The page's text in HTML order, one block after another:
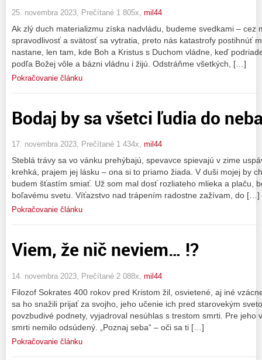
25. novembra 2023, Prečítané 1 805x, mil44
Ak zlý duch materializmu získa nadvládu, budeme svedkami – cez
spravodlivosť a svätosť sa vytratia, preto nás katastrofy postihnúť
nastane, len tam, kde Boh a Kristus s Duchom vládne, keď
podľa Božej vôle a bázni vládnu i žijú. Odstráňme všetkých, […]
Pokračovanie článku
Bodaj by sa všetci ľudia do
17. novembra 2023, Prečítané 1 434x, mil44
Steblá trávy sa vo vánku prehýbajú, spevavce spievajú v zime
krehká, prajem jej lásku – ona si to priamo žiada. V duši mojej by
budem šťastím smiať. Už som mal dosť rozliateho mlieka a plaču,
boľavému svetu. Víťazstvo nad trápením radostne zažívam, do […]
Pokračovanie článku
Viem, že nič neviem… !?
14. novembra 2023, Prečítané 2 088x, mil44
Filozof Sokrates 400 rokov pred Kristom žil, osvietené, aj iné
sa ho snažili prijať za svojho, jeho učenie ich pred starovekým
povzbudivé podnety, vyjadroval nesúhlas s trestom smrti. Pre jeho
smrti nemilo odsúdený. „Poznaj seba“ – oči sa ti […]
Pokračovanie článku